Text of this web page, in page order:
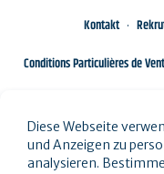
Kontakt
Conditions Particulières de
Diese Webseite
und Anzeigen zu
analysieren.